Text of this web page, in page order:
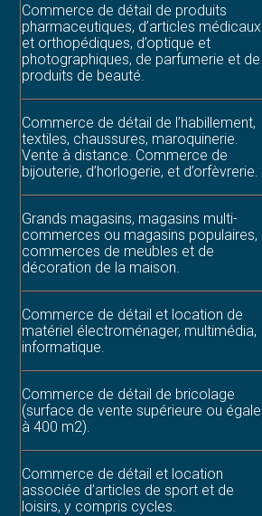
Commerce de détail de produits
pharmaceutiques, d’articles médicaux
et orthopédiques, d’optique et
photographiques, de parfumerie et de
produits de beauté.
Commerce de détail de l’habillement,
textiles, chaussures, maroquinerie.
Vente à distance. Commerce de
bijouterie, d’horlogerie, et d’orfèvrerie.
Grands magasins, magasins multi-
commerces ou magasins populaires,
commerces de meubles et de
décoration de la maison.
Commerce de détail et location de
matériel électroménager, multimédia,
informatique.
Commerce de détail de bricolage
(surface de vente supérieure ou égale
à 400 m2).
Commerce de détail et location
associée d’articles de sport et de
loisirs, y compris cycles.